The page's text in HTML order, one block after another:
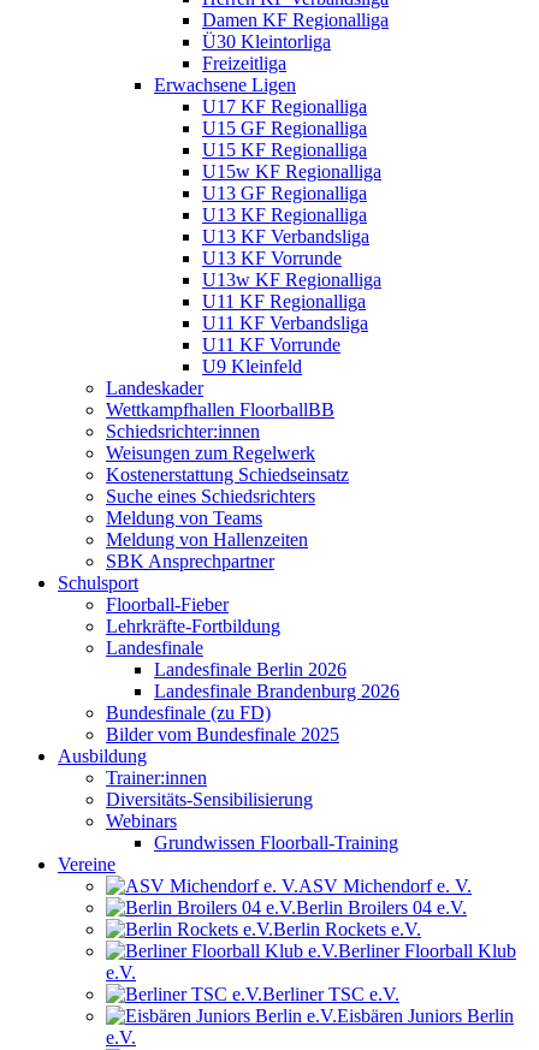
Damen KF Regionalliga
Ü30 Kleintorliga
Freizeitliga
Erwachsene Ligen
U17 KF Regionalliga
U15 GF Regionalliga
U15 KF Regionalliga
U15w KF Regionalliga
U13 GF Regionalliga
U13 KF Regionalliga
U13 KF Verbandsliga
U13 KF Vorrunde
U13w KF Regionalliga
U11 KF Regionalliga
U11 KF Verbandsliga
U11 KF Vorrunde
U9 Kleinfeld
Landeskader
Wettkampfhallen FloorballBB
Schiedsrichter:innen
Weisungen zum Regelwerk
Kostenerstattung Schiedseinsatz
Suche eines Schiedsrichters
Meldung von Teams
Meldung von Hallenzeiten
SBK Ansprechpartner
Schulsport
Floorball-Fieber
Lehrkräfte-Fortbildung
Landesfinale
Landesfinale Berlin 2026
Landesfinale Brandenburg 2026
Bundesfinale (zu FD)
Bilder vom Bundesfinale 2025
Ausbildung
Trainer:innen
Diversitäts-Sensibilisierung
Webinars
Grundwissen Floorball-Training
Vereine
ASV Michendorf e. V.
Berlin Broilers 04 e.V.
Berlin Rockets e.V.
Berliner Floorball Klub
e.V.
Berliner TSC e.V.
Eisbären Juniors Berlin
e.V.